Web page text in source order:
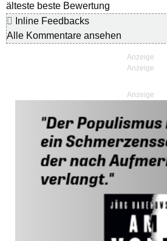
älteste beste Bewertung
Inline Feedbacks
Alle Kommentare ansehen
Anzeige